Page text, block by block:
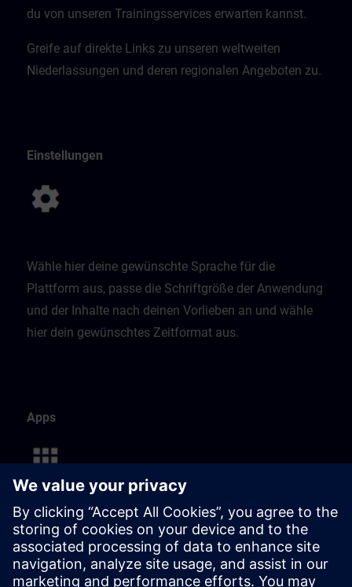
du von unseren Trainingsservices erwarten kannst.
Greife auf direkte Links zu unseren weltweiten
Niederlassungen und deren regionalen Angeboten zu.
Einstellungen
Wähle hier deine gewünschte Sprache für die
Plattform aus, passe die Schriftgröße der Anwendung
und der Inhalte nach deinen Vorlieben an und wähle
hier dein gewünschtes Zeitformat aus.
Apps
Diese Seite listet alle verfügbaren Apps auf.
Du kannst deine persönliche Navigation ganz einfach